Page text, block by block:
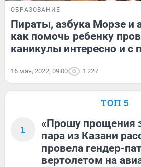
ОБРАЗОВАНИЕ
Пираты, азбука Морзе и
как помочь ребенку
каникулы интересно и с
16 мая, 2022, 09:00 1 227
ТОП 5
1
«Прошу прощения
пара из Казани
провела гендер-
вертолетом на